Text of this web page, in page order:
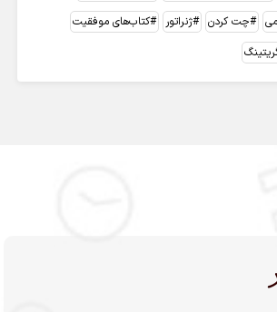
چت کردن ژنراتور
کتاب‌های موفقیت